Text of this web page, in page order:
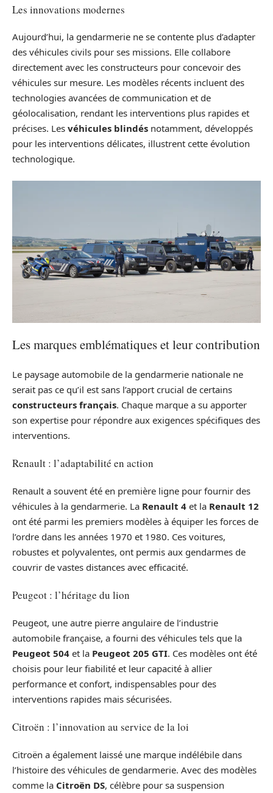
Les innovations modernes
Aujourd’hui, la gendarmerie ne se contente plus d’adapter
des véhicules civils pour ses missions. Elle collabore
directement avec les constructeurs pour concevoir des
véhicules sur mesure. Les modèles récents incluent des
technologies avancées de communication et de
géolocalisation, rendant les interventions plus rapides et
précises. Les véhicules blindés notamment, développés
pour les interventions délicates, illustrent cette évolution
technologique.
Les marques emblématiques et leur contribution
Le paysage automobile de la gendarmerie nationale ne
serait pas ce qu’il est sans l’apport crucial de certains
constructeurs français. Chaque marque a su apporter
son expertise pour répondre aux exigences spécifiques des
interventions.
Renault : l’adaptabilité en action
Renault a souvent été en première ligne pour fournir des
véhicules à la gendarmerie. La Renault 4 et la Renault 12
ont été parmi les premiers modèles à équiper les forces de
l’ordre dans les années 1970 et 1980. Ces voitures,
robustes et polyvalentes, ont permis aux gendarmes de
couvrir de vastes distances avec efficacité.
Peugeot : l’héritage du lion
Peugeot, une autre pierre angulaire de l’industrie
automobile française, a fourni des véhicules tels que la
Peugeot 504 et la Peugeot 205 GTI. Ces modèles ont été
choisis pour leur fiabilité et leur capacité à allier
performance et confort, indispensables pour des
interventions rapides mais sécurisées.
Citroën : l’innovation au service de la loi
Citroën a également laissé une marque indélébile dans
l’histoire des véhicules de gendarmerie. Avec des modèles
comme la Citroën DS, célèbre pour sa suspension